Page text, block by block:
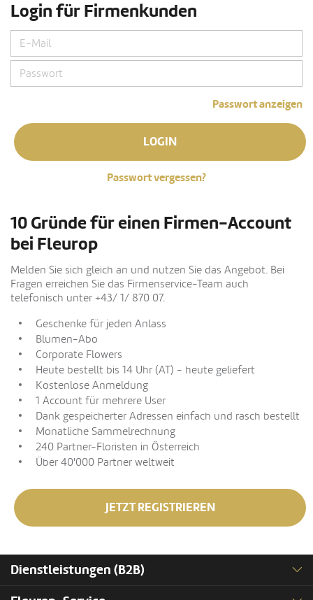
Login für Firmenkunden
Passwort anzeigen
LOGIN
Passwort vergessen?
10 Gründe für einen Firmen-Account
bei Fleurop
Melden Sie sich gleich an und nutzen Sie das Angebot. Bei
Fragen erreichen Sie das Firmenservice-Team auch
telefonisch unter +43/ 1/ 870 07.
Geschenke für jeden Anlass
Blumen-Abo
Corporate Flowers
Heute bestellt bis 14 Uhr (AT) - heute geliefert
Kostenlose Anmeldung
1 Account für mehrere User
Dank gespeicherter Adressen einfach und rasch bestellt
Monatliche Sammelrechnung
240 Partner-Floristen in Österreich
Über 40'000 Partner weltweit
JETZT REGISTRIEREN
Dienstleistungen (B2B)